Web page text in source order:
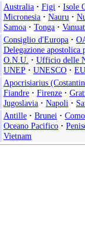
Australia · Figi · Isole
Micronesia · Nauru ·
Samoa · Tonga ·
Consiglio d'Europa ·
Delegazione
O.N.U. · Ufficio delle
UNEP · UNESCO · EU
Apocrisiarius
Fiandre · Firenze ·
Jugoslavia · Napoli ·
Antille · Brunei ·
Oceano Pacifico ·
Vietnam